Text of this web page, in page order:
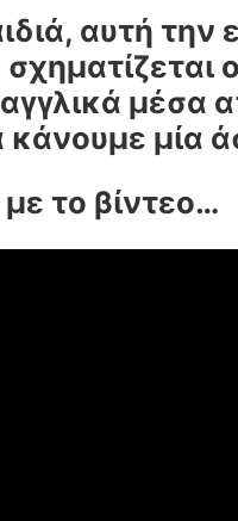
αυτή την
μέσα
κάνουμε μία
το βίντεο…